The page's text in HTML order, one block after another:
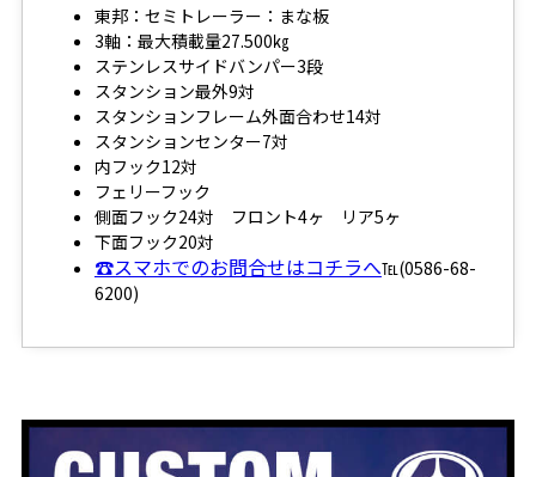
東邦：セミトレーラー：まな板
3軸：最大積載量27.500㎏
ステンレスサイドバンパー3段
スタンション最外9対
スタンションフレーム外面合わせ14対
スタンションセンター7対
内フック12対
フェリーフック
側面フック24対 フロント4ヶ リア5ヶ
下面フック20対
☎スマホでのお問合せはコチラへ℡(0586-68-
6200)